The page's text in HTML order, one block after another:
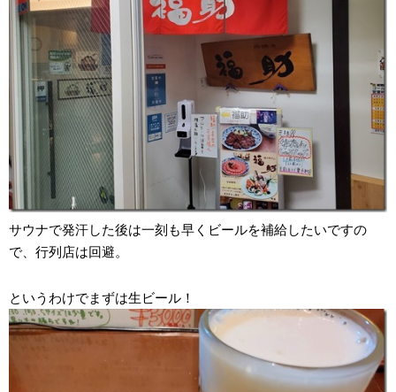
サウナで発汗した後は一刻も早くビールを補給したいですの
で、行列店は回避。
というわけでまずは生ビール！